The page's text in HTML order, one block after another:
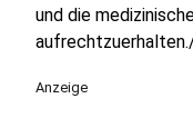
und die
Anzeige